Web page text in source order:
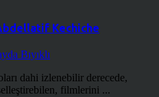
Kechiche
Bıyıklı
dahi izlenebilir derecede,
filmlerini ...